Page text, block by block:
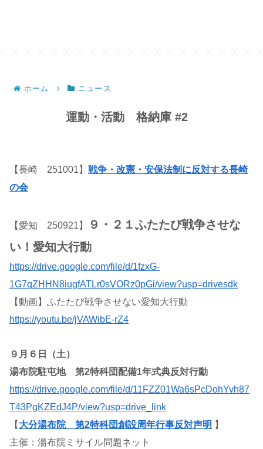
ホーム ニュース
運動・活動 格納庫 #2
【長崎 251001】 戦争・改憲・安保法制に反対する長崎
の会
【愛知 250921】
９・２１ふたたび戦争させな
い！愛知大行動
https://drive.google.com/file/d/1fzxG-
1G7qZHHN8iugfATLr0sVORz0pGi/view?usp=drivesdk
【動画】ふたたび戦争させない愛知大行動
https://youtu.be/jVAWibE-rZ4
９月６日（土）
湯布院駐屯地 第2特科団配備1年式典反対行動
https://drive.google.com/file/d/11FZZ01Wa6sPcDohYvh87
T43PgKZEdJ4P/view?usp=drive_link
【 大分湯布院 第2特科団創設周年行事反対声明 】
主催：湯布院ミサイル問題ネット